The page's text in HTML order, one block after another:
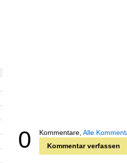
0 Kommentare, Alle
Kommentar verfassen